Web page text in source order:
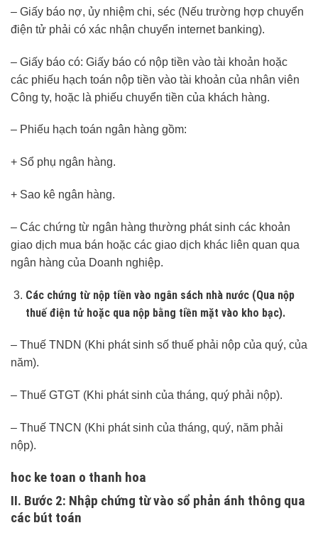
– Giấy báo nợ, ủy nhiệm chi, séc (Nếu trường hợp chuyển
điện tử phải có xác nhận chuyển internet banking).
– Giấy báo có: Giấy báo có nộp tiền vào tài khoản hoặc
các phiếu hạch toán nộp tiền vào tài khoản của nhân viên
Công ty, hoặc là phiếu chuyển tiền của khách hàng.
– Phiếu hạch toán ngân hàng gồm:
+ Sổ phụ ngân hàng.
+ Sao kê ngân hàng.
– Các chứng từ ngân hàng thường phát sinh các khoản
giao dịch mua bán hoặc các giao dịch khác liên quan qua
ngân hàng của Doanh nghiệp.
Các chứng từ nộp tiền vào ngân sách nhà nước (Qua nộp
thuế điện tử hoặc qua nộp bằng tiền mặt vào kho bạc).
– Thuế TNDN (Khi phát sinh số thuế phải nộp của quý, của
năm).
– Thuế GTGT (Khi phát sinh của tháng, quý phải nộp).
– Thuế TNCN (Khi phát sinh của tháng, quý, năm phải
nộp).
hoc ke toan o thanh hoa
II. Bước 2: Nhập chứng từ vào sổ phản ánh thông qua
các bút toán